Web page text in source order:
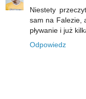
Niestety
sam na Falezie,
pływanie i już
Odpowiedz